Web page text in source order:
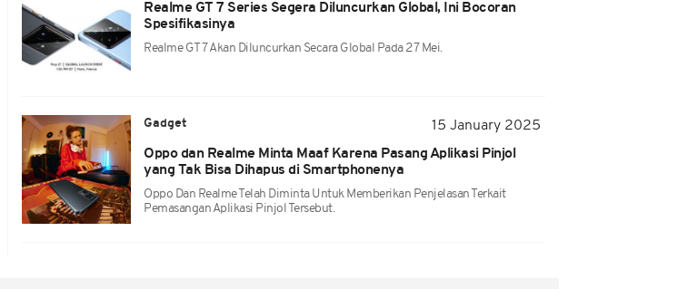
Realme GT 7 Series Segera Diluncurkan Global, Ini Bocoran
Spesifikasinya
Realme GT 7 Akan Diluncurkan Secara Global Pada 27 Mei.
Gadget
15 January 2025
Oppo dan Realme Minta Maaf Karena Pasang Aplikasi Pinjol
yang Tak Bisa Dihapus di Smartphonenya
Oppo Dan Realme Telah Diminta Untuk Memberikan Penjelasan Terkait
Pemasangan Aplikasi Pinjol Tersebut.